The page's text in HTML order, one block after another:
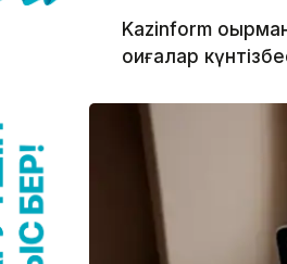
Kazinform
оқиғалар